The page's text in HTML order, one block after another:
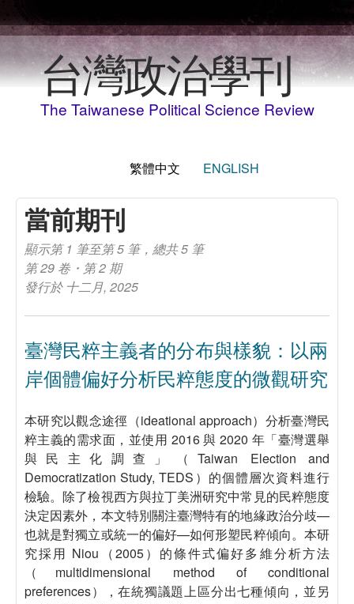
台灣政治學刊
The Taiwanese Political Science Review
繁體中文 ENGLISH
當前期刊
顯示第 1 筆至第 5 筆，總共 5 筆
第 29 卷・第 2 期
發行於 十二月, 2025
臺灣民粹主義者的分布與樣貌：以兩
岸個體偏好分析民粹態度的微觀研究
本研究以觀念途徑（ideational approach）分析臺灣民
粹主義的需求面，並使用 2016 與 2020 年「臺灣選舉
與民主化調查」（Taiwan Election and
Democratization Study, TEDS）的個體層次資料進行
檢驗。除了檢視西方與拉丁美洲研究中常見的民粹態度
決定因素外，本文特別關注臺灣特有的地緣政治分歧—
也就是對獨立或統一的偏好—如何形塑民粹傾向。本研
究採用 Niou（2005）的條件式偏好多維分析方法
（multidimensional method of conditional
preferences），在統獨議題上區分出七種傾向，並另